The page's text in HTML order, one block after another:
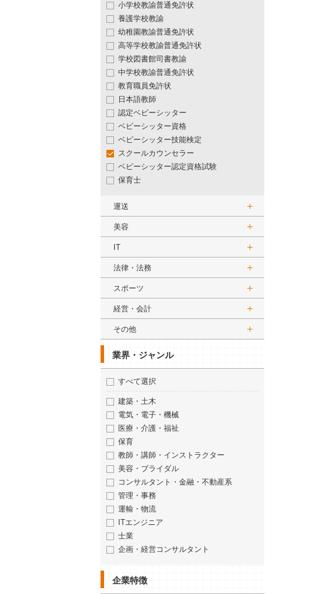
小学校教諭普通免許状
養護学校教諭
幼稚園教諭普通免許状
高等学校教諭普通免許状
学校図書館司書教諭
中学校教諭普通免許状
教育職員免許状
日本語教師
認定ベビーシッター
ベビーシッター資格
ベビーシッター技能検定
スクールカウンセラー
ベビーシッター認定資格試験
保育士
運送
美容
IT
法律・法務
スポーツ
経営・会計
その他
業界・ジャンル
すべて選択
建築・土木
電気・電子・機械
医療・介護・福祉
保育
教師・講師・インストラクター
美容・ブライダル
コンサルタント・金融・不動産系
管理・事務
運輸・物流
ITエンジニア
士業
企画・経営コンサルタント
企業特徴